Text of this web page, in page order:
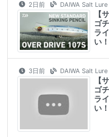
2日前 DAIWA Salt
【
ゴ
ラ
い！
3日前 DAIWA Salt
【
ゴ
ラ
い！